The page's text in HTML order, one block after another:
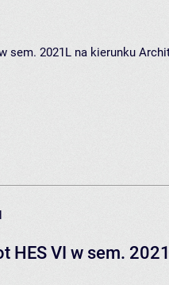
sem. 2021L na kierunku
HES VI w sem.